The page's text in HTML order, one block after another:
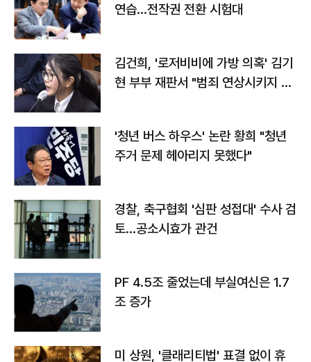
연습…전작권 전환 시험대
김건희, '로저비비에 가방 의혹' 김기
현 부부 재판서 "범죄 연상시키지 말
'청년 버스 하우스' 논란 황희 "청년
주거 문제 헤아리지 못했다"
경찰, 축구협회 '심판 성접대' 수사 검
토…공소시효가 관건
PF 4.5조 줄었는데 부실여신은 1.7
조 증가
미 상원, '클래리티법' 표결 없이 휴